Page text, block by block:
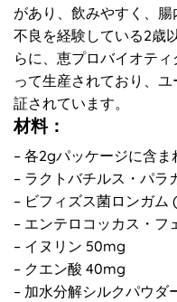
があり、飲みやすく、
不良を経験している2歳
らに、恵プロバイオテ
って生産されており、
証されています。
材料：
– 各2gパッケージに含ま
– ラクトバチルス・パ
– ビフィズス菌ロンガ
– エンテロコッカス・
– イヌリン 50mg
– クエン酸 40mg
– 加水分解シルクパウダ